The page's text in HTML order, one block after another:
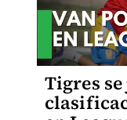
Tigres